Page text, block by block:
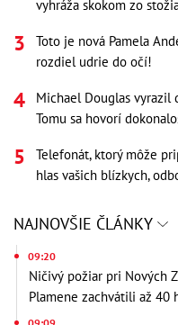
vyhráža skokom zo
Toto je nová Pamela
rozdiel udrie do očí!
Michael Douglas vyrazil
Tomu sa hovorí
Telefonát, ktorý môže
hlas vašich blízkych,
NAJNOVŠIE ČLÁNKY
09:20
Ničivý požiar pri Nových
Plamene zachvátili až 40